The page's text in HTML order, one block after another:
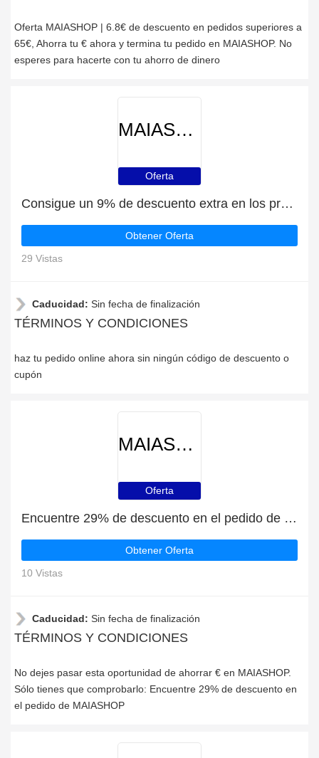
Oferta MAIASHOP | 6.8€ de descuento en pedidos superiores a
65€, Ahorra tu € ahora y termina tu pedido en MAIASHOP. No
esperes para hacerte con tu ahorro de dinero
MAIASHOP
Oferta
Consigue un 9% de descuento extra en los productos de MAIASHOP
Obtener Oferta
29 Vistas
Caducidad: Sin fecha de finalización
TÉRMINOS Y CONDICIONES
haz tu pedido online ahora sin ningún código de descuento o
cupón
MAIASHOP
Oferta
Encuentre 29% de descuento en el pedido de MAIASHOP
Obtener Oferta
10 Vistas
Caducidad: Sin fecha de finalización
TÉRMINOS Y CONDICIONES
No dejes pasar esta oportunidad de ahorrar € en MAIASHOP.
Sólo tienes que comprobarlo: Encuentre 29% de descuento en
el pedido de MAIASHOP